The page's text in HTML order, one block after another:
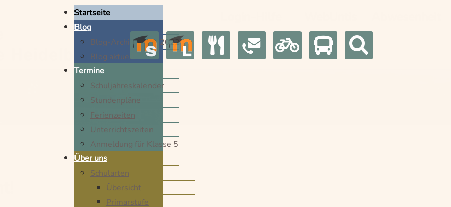
Startseite
Blog
Blog-Archiv 2014-2022
Blog aktuell
Termine
Schuljahreskalender
Stundenpläne
Ferienzeiten
Unterrichtszeiten
Anmeldung für Klasse 5
Über uns
Schularten
Übersicht
Primarstufe